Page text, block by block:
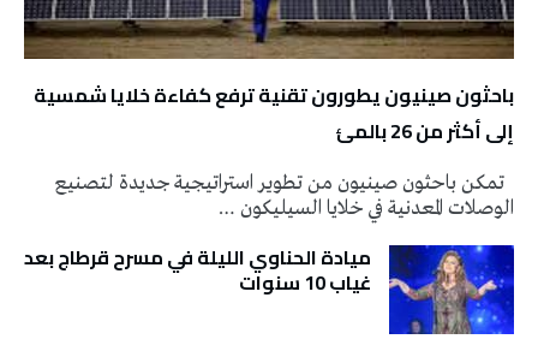
باحثون صينيون يطورون تقنية ترفع كفاءة خلايا شمسية
إلى أكثر من 26 بالمئ
تمكن باحثون صينيون من تطوير استراتيجية جديدة لتصنيع
الوصلات المعدنية في خلايا السيليكون …
ميادة الحناوي الليلة في مسرح قرطاج بعد
غياب 10 سنوات